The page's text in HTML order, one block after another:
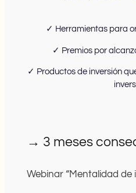
✓ Herramientas para
✓ Premios por
✓ Productos de inversión
→ 3 meses
Webinar “Mentalidad de